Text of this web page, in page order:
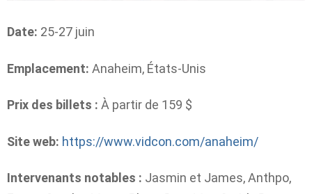
Date: 25-27 juin
Emplacement: Anaheim, États-Unis
Prix ​​des billets : À partir de 159 $
Site web: https://www.vidcon.com/anaheim/
Intervenants notables : Jasmin et James, Anthpo,